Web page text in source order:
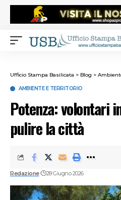
Ufficio Stampa Basilicata > Blog >
AMBIENTE E TERRITORIO
Potenza: volontari
pulire la città
Redazione 28 Giugno 2026